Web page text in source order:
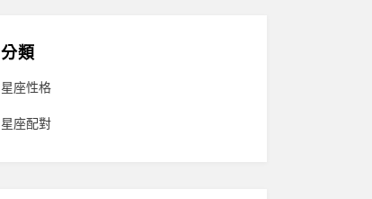
分類
星座性格
星座配對